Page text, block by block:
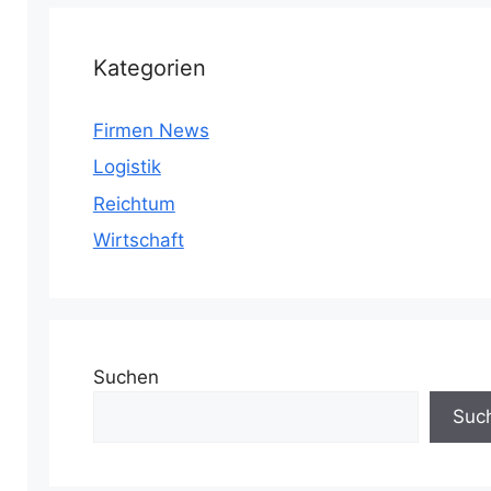
Kategorien
Firmen News
Logistik
Reichtum
Wirtschaft
Suchen